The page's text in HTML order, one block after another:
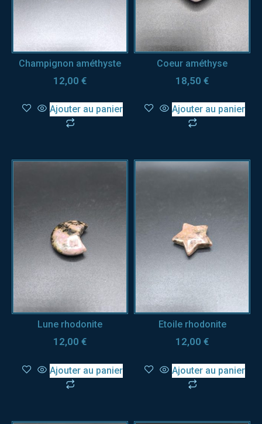
Champignon améthyste
12,00 €
Ajouter au panier
Coeur améthyse
18,50 €
Ajouter au panier
Lune rhodonite
12,00 €
Ajouter au panier
Etoile rhodonite
12,00 €
Ajouter au panier